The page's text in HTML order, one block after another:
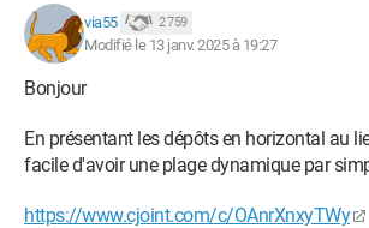
via55 2 759
Modifié le 13 janv. 2025 à 19:27
Bonjour
En présentant les dépôts en horizontal au
facile d'avoir une plage dynamique par
https://www.cjoint.com/c/OAnrXnxyTWy